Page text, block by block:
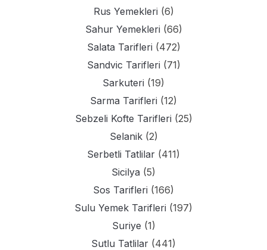
Rus Yemekleri (6)
Sahur Yemekleri (66)
Salata Tarifleri (472)
Sandvic Tarifleri (71)
Sarkuteri (19)
Sarma Tarifleri (12)
Sebzeli Kofte Tarifleri (25)
Selanik(2)
Serbetli Tatlilar (411)
Sicilya (5)
Sos Tarifleri (166)
Sulu Yemek Tarifleri (197)
Suriye (1)
Sutlu Tatlilar (441)